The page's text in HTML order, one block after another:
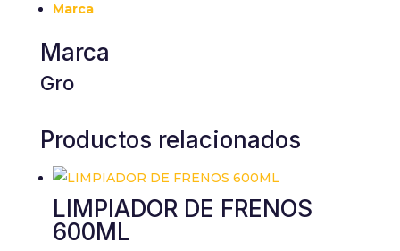
Marca
Marca
Gro
Productos relacionados
LIMPIADOR DE FRENOS
600ML